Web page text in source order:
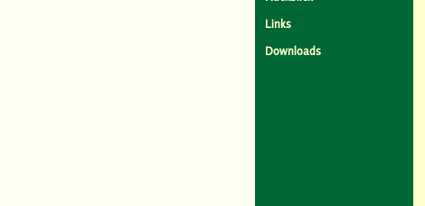
Links
Downloads